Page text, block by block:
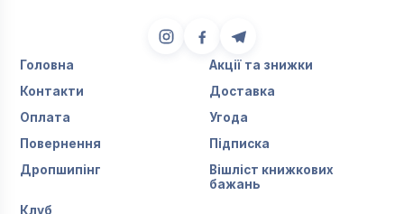
Головна
Акції та знижки
Контакти
Доставка
Оплата
Угода
Повернення
Підписка
Дропшипінг
Вішліст книжкових
бажань
Клуб